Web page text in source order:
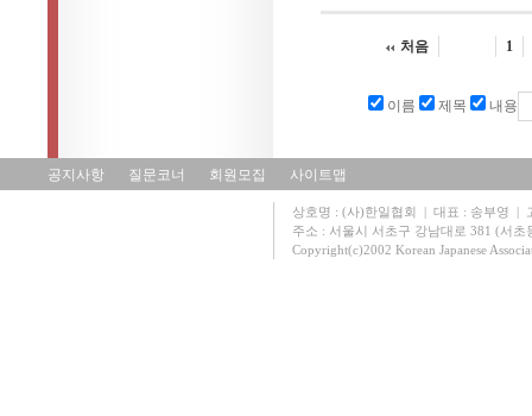
처음 1
이름 제목 내용
공지사항 질문코너 회원모집 사이트맵
상호명 : (사)한일협회 | 대표 : 송부영 |
주소 : 서울시 서초구 강남대로 381 (서
Copyright(c)2002 Korean Japanese